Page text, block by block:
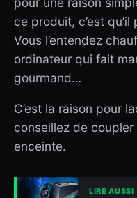
ce produit, c’est
Vous l’entendez
ordinateur qui fait
gourmand…
C’est la raison pour
conseillez de coupler
enceinte.
LIRE AUSSI